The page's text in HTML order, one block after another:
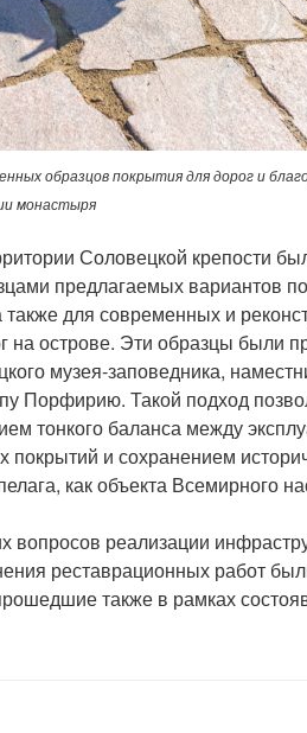
образцов покрытия для дорог и
монастыря
Соловецкой крепости
предлагаемых вариантов
также для современных и
на острове. Эти образцы были
музея-заповедника,
Порфирию. Такой подход
тонкого баланса между
покрытий и сохранением
как объекта Всемирного
вопросов реализации
реставрационных работ
также в рамках